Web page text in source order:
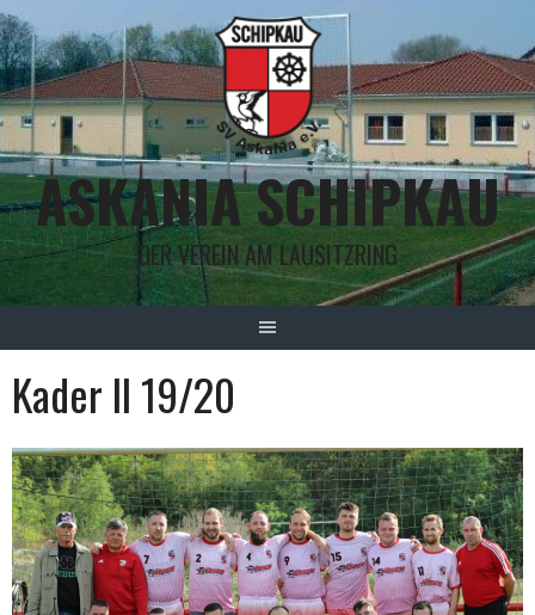
Springe
zum
Inhalt
ASKANIA SCHIPKAU
DER VEREIN AM LAUSITZRING
Kader II 19/20